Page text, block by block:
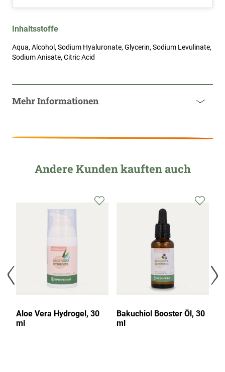
Inhaltsstoffe
Aqua, Alcohol, Sodium Hyaluronate, Glycerin, Sodium Levulinate,
Sodium Anisate, Citric Acid
Mehr Informationen
Andere Kunden kauften auch
Aloe Vera Hydrogel, 30
ml
Bakuchiol Booster Öl, 30
ml